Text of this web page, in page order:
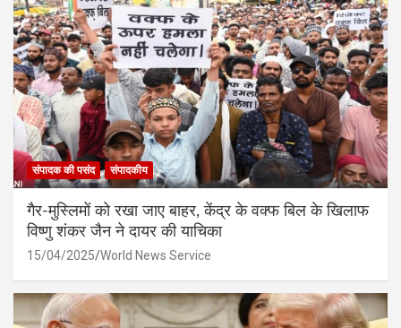
संपादक की पसंद संपादकीय
गैर-मुस्लिमों को रखा जाए बाहर, केंद्र के वक्फ बिल के खिलाफ
विष्णु शंकर जैन ने दायर की याचिका
15/04/2025 World News Service